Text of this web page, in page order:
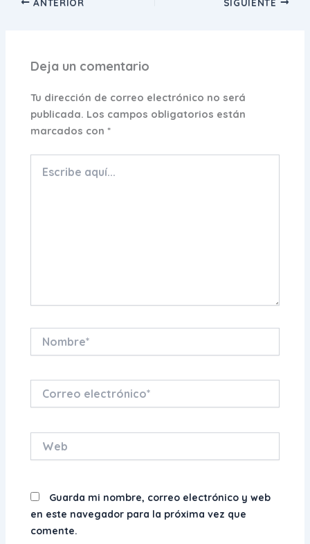
Deja un comentario
Tu dirección de correo electrónico no será
publicada. Los campos obligatorios están
marcados con*
aquí...
electrónico*
Guarda mi nombre, correo electrónico y web
en este navegador para la próxima vez que
comente.